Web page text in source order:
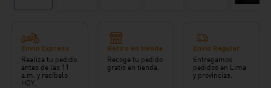
Envío Express
Realiza tu pedido
antes de las 11
a.m. y recíbelo
HOY.
Retiro en tienda
Recoge tu pedido
gratis en tienda.
Envío Regular
Entregamos
pedidos en Lima
y provincias.